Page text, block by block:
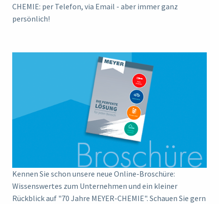
CHEMIE: per Telefon, via Email - aber immer ganz
persönlich!
Kennen Sie schon unsere neue Online-Broschüre:
Wissenswertes zum Unternehmen und ein kleiner
Rückblick auf "70 Jahre MEYER-CHEMIE". Schauen Sie gern